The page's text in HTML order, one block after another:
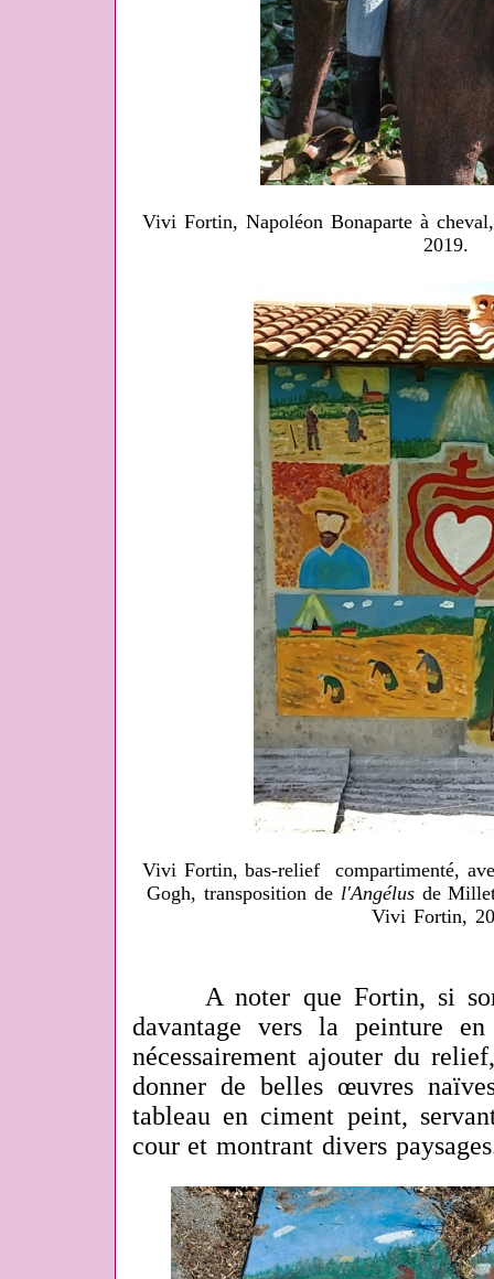
Vivi Fortin, Napoléon Bonaparte à
2019.
Vivi Fortin, bas-relief compartimenté,
Gogh, transposition del'Angélusde
Vivi Fortin,
A noter que Fortin, si son
davantage vers la peinture
nécessairement ajouter du
donner de belles œuvres
tableau en ciment peint,
cour et montrant divers